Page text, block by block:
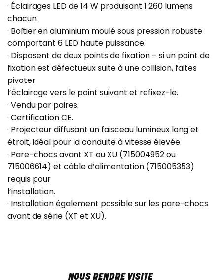
· Éclairages LED de 14 W produisant 1 260 lumens
chacun.
· Boîtier en aluminium moulé sous pression robuste
comportant 6 LED haute puissance.
· Disposent de deux points de fixation – si un point de
fixation est défectueux suite à une collision, faites
pivoter
l’éclairage vers le point suivant et refixez-le.
· Vendu par paires.
· Certification CE.
· Projecteur diffusant un faisceau lumineux long et
étroit, idéal pour la conduite à vitesse élevée.
· Pare-chocs avant XT ou XU (715004952 ou
715006614) et câble d’alimentation (715005353)
requis pour
l’installation.
· Installation également possible sur les pare-chocs
avant de série (XT et XU).
NOUS RENDRE VISITE